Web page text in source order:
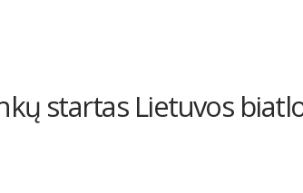
startas Lietuvos